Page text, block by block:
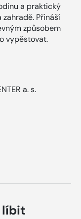
a praktický
Přináší
způsobem
vypěstovat.
a. s.
líbit